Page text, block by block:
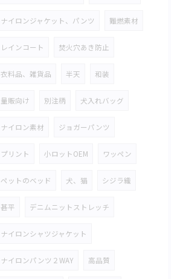
ナイロンジャケット、パンツ 難燃素材
レインコート 焚火穴あき防止
衣料品、雑貨品 半天 和装
量販向け 別注柄 犬入れバッグ
ナイロン素材 ジョガーパンツ
プリント 小ロットOEM ワッペン
ペットのベッド 犬、猫 シジラ織
甚平 デニムニットストレッチ
ナイロンシャツジャケット
ナイロンパンツ２WAY 高品質